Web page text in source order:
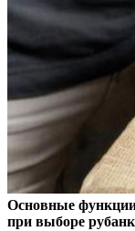
Основные
при выборе